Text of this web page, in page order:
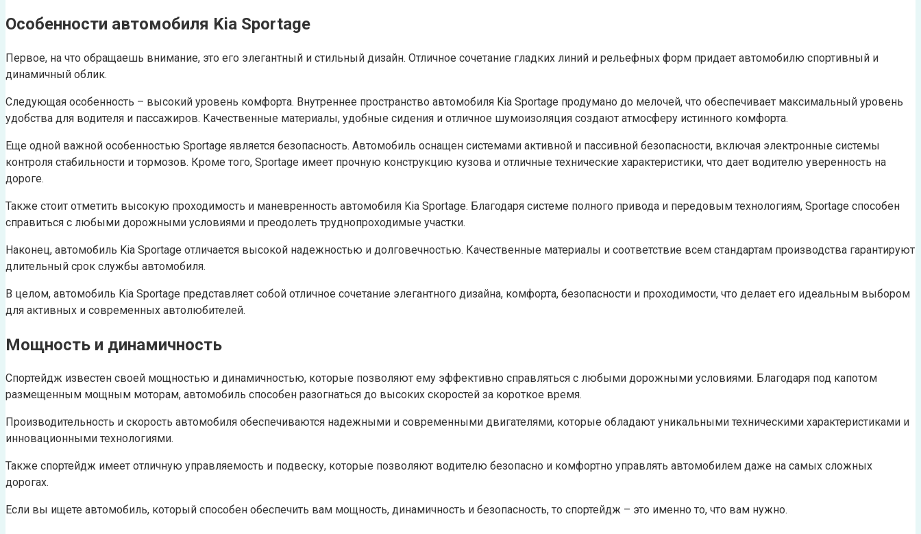
Особенности автомобиля Kia Sportage
Первое, на что обращаешь внимание, это его элегантный и стильный дизайн. Отличное сочетание гладких линий и рельефных форм придает автомобилю спортивный и
динамичный облик.
Следующая особенность – высокий уровень комфорта. Внутреннее пространство автомобиля Kia Sportage продумано до мелочей, что обеспечивает максимальный уровень
удобства для водителя и пассажиров. Качественные материалы, удобные сидения и отличное шумоизоляция создают атмосферу истинного комфорта.
Еще одной важной особенностью Sportage является безопасность. Автомобиль оснащен системами активной и пассивной безопасности, включая электронные системы
контроля стабильности и тормозов. Кроме того, Sportage имеет прочную конструкцию кузова и отличные технические характеристики, что дает водителю уверенность на
дороге.
Также стоит отметить высокую проходимость и маневренность автомобиля Kia Sportage. Благодаря системе полного привода и передовым технологиям, Sportage способен
справиться с любыми дорожными условиями и преодолеть труднопроходимые участки.
Наконец, автомобиль Kia Sportage отличается высокой надежностью и долговечностью. Качественные материалы и соответствие всем стандартам производства гарантируют
длительный срок службы автомобиля.
В целом, автомобиль Kia Sportage представляет собой отличное сочетание элегантного дизайна, комфорта, безопасности и проходимости, что делает его идеальным выбором
для активных и современных автолюбителей.
Мощность и динамичность
Спортейдж известен своей мощностью и динамичностью, которые позволяют ему эффективно справляться с любыми дорожными условиями. Благодаря под капотом
размещенным мощным моторам, автомобиль способен разогнаться до высоких скоростей за короткое время.
Производительность и скорость автомобиля обеспечиваются надежными и современными двигателями, которые обладают уникальными техническими характеристиками и
инновационными технологиями.
Также спортейдж имеет отличную управляемость и подвеску, которые позволяют водителю безопасно и комфортно управлять автомобилем даже на самых сложных
дорогах.
Если вы ищете автомобиль, который способен обеспечить вам мощность, динамичность и безопасность, то спортейдж – это именно то, что вам нужно.